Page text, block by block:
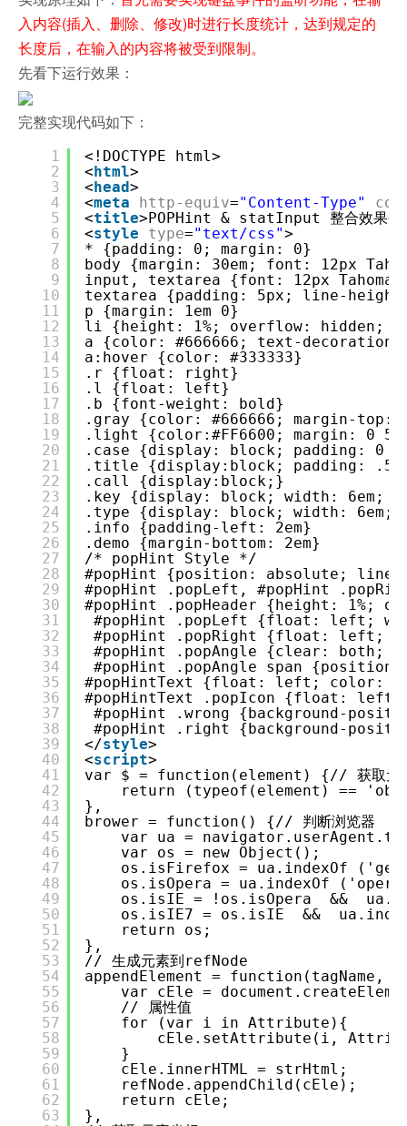
入内容(插入、删除、修改)时进行长度统计，达到规定的
长度后，在输入的内容将被受到限制。
先看下运行效果：
完整实现代码如下：
1
2
3
4
5
6
7
8
9
10
11
12
13
14
15
16
17
18
19
20
21
22
23
24
25
26
27
28
29
30
31
32
33
34
35
36
37
38
39
40
41
42
43
44
45
46
47
48
49
50
51
52
53
54
55
56
57
58
59
60
61
62
63
<!DOCTYPE html>
<html>
<head>
<meta http-equiv="Content-Type"
<title>POPHint & statInput 整合效果</
<style type="text/css">
* {padding: 0; margin: 0}
body {margin: 30em; font: 12px
input, textarea {font: 12px Tahoma;
textarea {padding: 5px; line-
p {margin: 1em 0}
li {height: 1%; overflow: hidden;
a {color: #666666; text-decoration:
a:hover {color: #333333}
.r {float: right}
.l {float: left}
.b {font-weight: bold}
.gray {color: #666666; margin-top:
.light {color:#FF6600; margin: 0
.case {display: block; padding: 0
.title {display:block; padding: .5em
.call {display:block;}
.key {display: block; width:
.type {display: block; width:
.info {padding-left: 2em}
.demo {margin-bottom: 2em}
/* popHint Style */
#popHint {position: absolute; line-
#popHint .popLeft, #popHint
#popHint .popHeader {height:
#popHint .popLeft {float: left;
#popHint .popRight {float: left;
#popHint .popAngle {clear:
#popHint .popAngle span
#popHintText {float: left; color:
#popHintText .popIcon {float: left;
#popHint .wrong {background-
#popHint .right {background-
</style>
<script>
var $ = function(element) {// 获取元
return (typeof(element) ==
},
brower = function() {// 判断浏览器
var ua =
var os = new Object();
os.isFirefox = ua.indexOf
os.isOpera = ua.indexOf
os.isIE = !os.isOpera &&
os.isIE7 = os.isIE &&
return os;
},
// 生成元素到refNode
appendElement =
var cEle =
// 属性值
for (var i in Attribute){
cEle.setAttribute(i,
}
cEle.innerHTML = strHtml;
refNode.appendChild(cEle);
return cEle;
},